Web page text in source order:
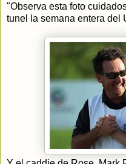
"Observa esta foto
tunel la semana entera del